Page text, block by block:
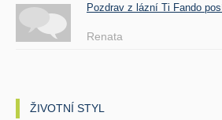
Pozdrav z lázní Ti Fando
Renata
ŽIVOTNÍ STYL